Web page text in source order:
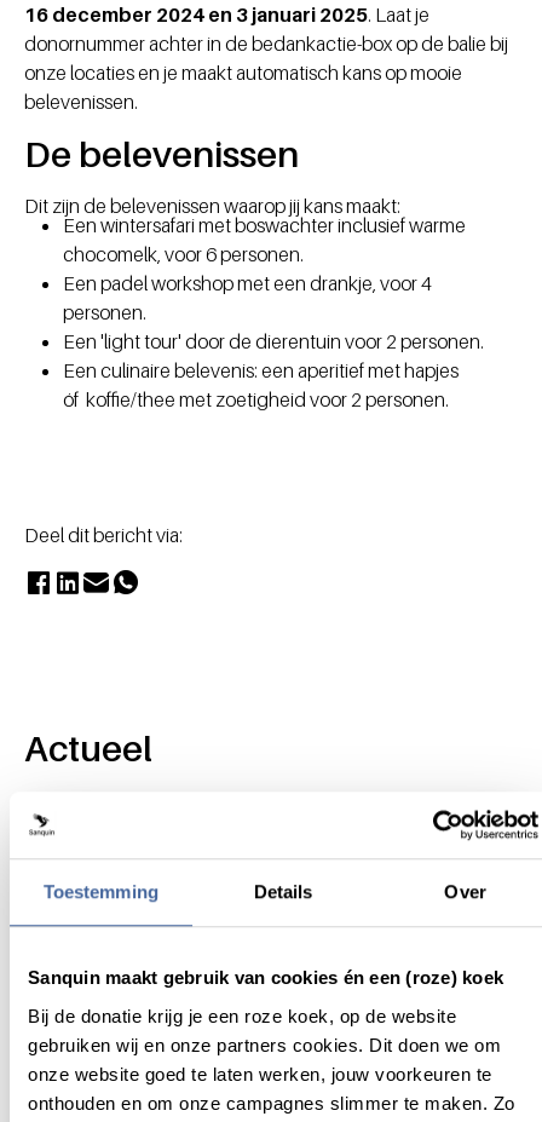
Toestemming Details Over
Sanquin maakt gebruik van cookies én een (roze) koek
Bij de donatie krijg je een roze koek, op de website
gebruiken wij en onze partners cookies. Dit doen we om
onze website goed te laten werken, jouw voorkeuren te
onthouden en om onze campagnes slimmer te maken. Zo
16 december 2024 en 3 januari 2025. Laat je
donornummer achter in de bedankactie-box op de balie bij
onze locaties en je maakt automatisch kans op mooie
belevenissen.
De belevenissen
Dit zijn de belevenissen waarop jij kans maakt:
Een wintersafari met boswachter inclusief warme
chocomelk, voor 6 personen.
Een padel workshop met een drankje, voor 4
personen.
Een 'light tour' door de dierentuin voor 2 personen.
Een culinaire belevenis: een aperitief met hapjes
óf koffie/thee met zoetigheid voor 2 personen.
Deel dit bericht via:
Actueel